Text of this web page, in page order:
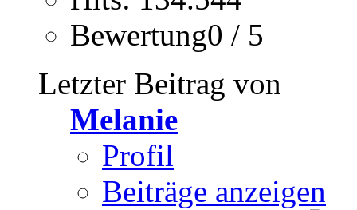
Bewertung0 / 5
Letzter Beitrag von
Melanie
Profil
Beiträge anzeigen